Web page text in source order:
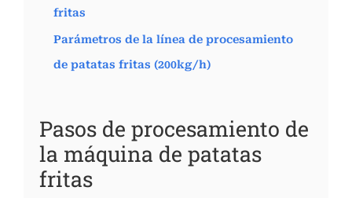
fritas
Parámetros de la línea de procesamiento
de patatas fritas (200kg/h)
Pasos de procesamiento de
la máquina de patatas
fritas